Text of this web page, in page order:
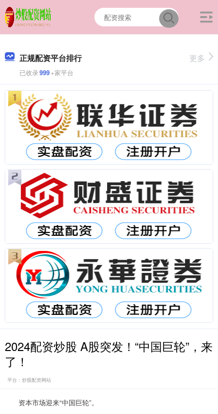
正规配资平台排行
已收录999+家平台
更多
2024配资炒股 A股突发！“中国巨轮”，来
了！
平台：炒股配资网站
资本市场迎来“中国巨轮”。